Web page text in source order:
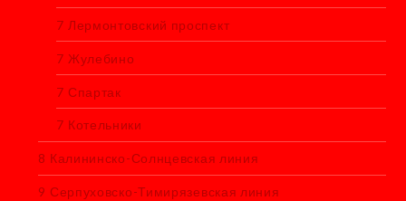
7 Лермонтовский проспект
7 Жулебино
7 Спартак
7 Котельники
8 Калининско-Солнцевская линия
9 Серпуховско-Тимирязевская линия